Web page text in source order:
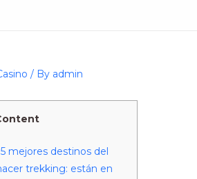
/ By admin
mejores destinos del
trekking: están en